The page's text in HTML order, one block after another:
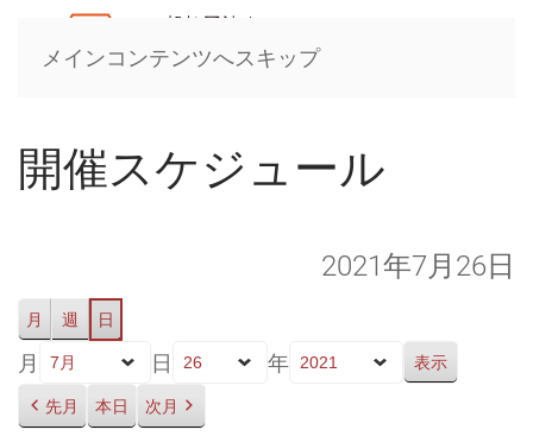
メインコンテンツへスキップ
開催スケジュール
2021年7月26日
月 週 日
月 日 年
先月 本日 次月